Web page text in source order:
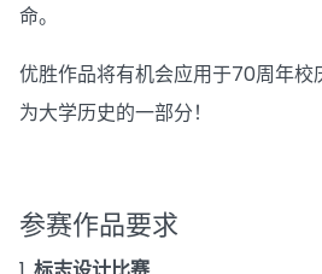
命。
优胜作品将有机会应用于70周年校
为大学历史的一部分！
参赛作品要求